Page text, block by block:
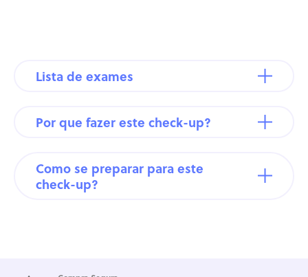
Lista de exames
Por que fazer este check-up?
Como se preparar para este
check-up?